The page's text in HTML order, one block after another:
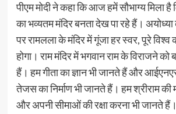
पीएम मोदी ने कहा कि आज हमें सौभाग्य मिला है
का भव्यतम मंदिर बनता देख पा रहे हैं।
पर रामलला के मंदिर में गूंजा हर स्वर, पूरे विश्व
होगा। राम मंदिर में भगवान राम के विराजने
हैं। हम गीता का ज्ञान भी जानते हैं और
तेजस का निर्माण भी जानते हैं। हम श्रीराम की
और अपनी सीमाओं की रक्षा करना भी जानते